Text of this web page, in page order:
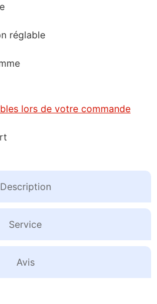
Description
Service
Avis
réglable
lors de votre commande